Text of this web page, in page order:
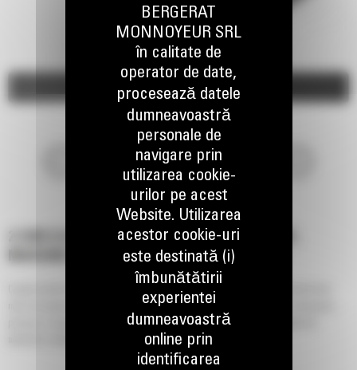
2.3 M3 (3.0 YD3), FIXARE CU STIFT DE BLOCARE,
MARGINE DE TAIERE CU FIXARE IN BULOANE
Cupele pentru utilizari generale din seria Performance asigura coeficienti mai
mari de umplere si incarcare a materialului in aplicatii de incarcare si transport,
precum si capacitati de terasare, nivelare si descarcare intr-o varietate de
BERGERAT
MONNOYEUR SRL
în calitate de
operator de date,
procesează datele
dumneavoastră
personale de
navigare prin
utilizarea cookie-
urilor pe acest
Website. Utilizarea
acestor cookie-uri
este destinată (i)
îmbunătătirii
experientei
dumneavoastră
online prin
identificarea